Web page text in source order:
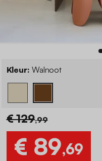
Kleur: Walnoot
€ 129,99
€ 89,69